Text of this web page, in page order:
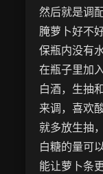
然后就是调
腌萝卜好不
保瓶内没有
在瓶子里加
白酒，生抽
来调，喜欢
就多放生抽
白糖的量可
能让萝卜条